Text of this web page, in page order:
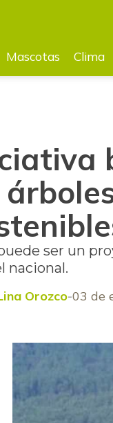
se cambien la tala de
Mascotas Clima
ser un
nacional.
Orozco 03 de